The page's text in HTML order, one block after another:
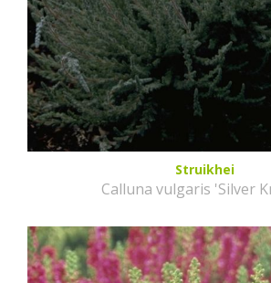
Struikhei
Calluna vulgaris 'Silver